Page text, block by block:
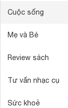
Cuộc sống
Mẹ và Bé
Review sách
Tư vấn nhạc cụ
Sức khoẻ